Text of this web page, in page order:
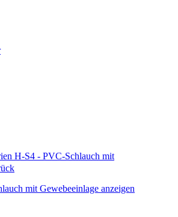
H-S4 - PVC-Schlauch mit
mit Gewebeeinlage anzeigen